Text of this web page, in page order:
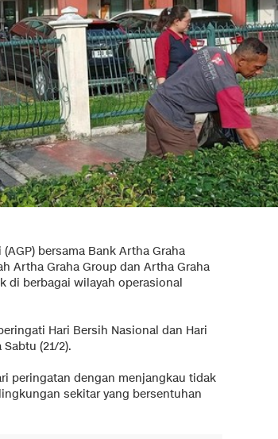
bersama Bank Artha Graha
Artha Graha Group dan Artha Graha
di berbagai wilayah operasional
Hari Bersih Nasional dan Hari
(21/2).
peringatan dengan menjangkau tidak
sekitar yang bersentuhan